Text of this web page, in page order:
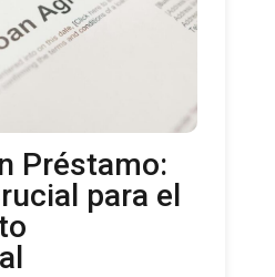
Préstamo:
para el